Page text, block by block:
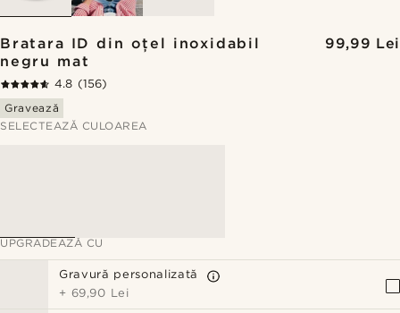
Bratara ID din oțel inoxidabil
negru mat
99,99 Lei
4.8 (156)
Gravează
SELECTEAZĂ CULOAREA
UPGRADEAZĂ CU
Gravură personalizată
+ 69,90 Lei